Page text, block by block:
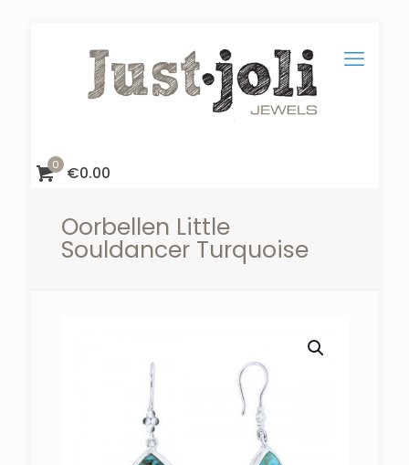
0 €0.00
Oorbellen Little
Souldancer Turquoise